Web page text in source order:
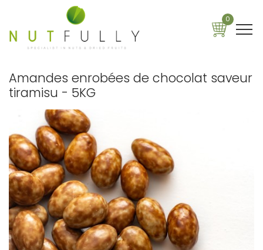
0
Amandes enrobées de chocolat saveur
tiramisu - 5KG